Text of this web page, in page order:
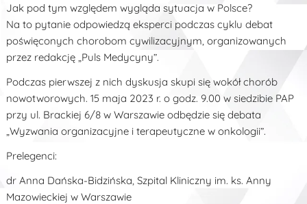
Jak pod tym względem wygląda sytuacja w Polsce?
Na to pytanie odpowiedzą eksperci podczas cyklu debat
poświęconych chorobom cywilizacyjnym, organizowanych
przez redakcję „Puls Medycyny”.
Podczas pierwszej z nich dyskusja skupi się wokół chorób
nowotworowych. 15 maja 2023 r. o godz. 9.00 w siedzibie PAP
przy ul. Brackiej 6/8 w Warszawie odbędzie się debata
„Wyzwania organizacyjne i terapeutyczne w onkologii”.
Prelegenci:
dr Anna Dańska-Bidzińska, Szpital Kliniczny im. ks. Anny
Mazowieckiej w Warszawie